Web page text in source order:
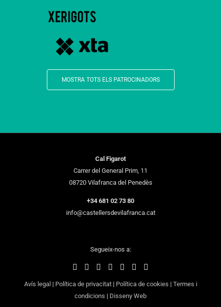
MOSTRA TOTS ELS PATROCINADORS
Cal Figarot
Carrer del General Prim, 11
08720 Vilafranca del Penedès
+34 681 02 73 80
info@castellersdevilafranca.cat
Segueix-nos a:
Avís legal | Política de privacitat| Política de cookies | Termes i
condicions | Disseny Web